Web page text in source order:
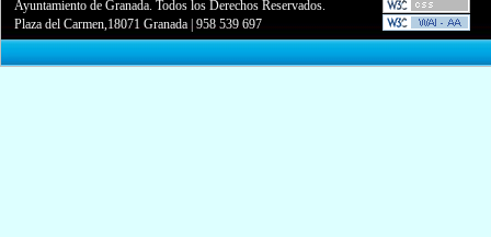
Ayuntamiento de Granada. Todos los Derechos Reservados.
Plaza del Carmen,18071 Granada |958 539 697